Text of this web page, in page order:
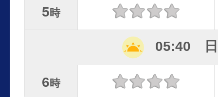
5時
05:40 日
6時